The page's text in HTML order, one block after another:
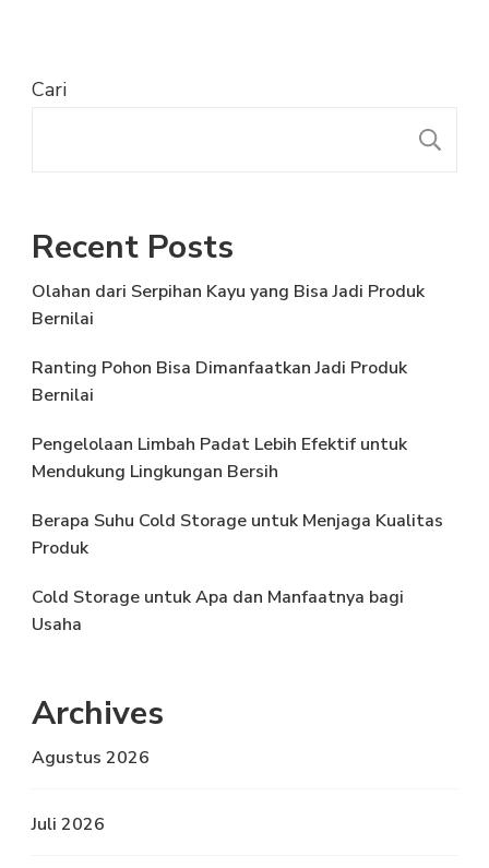
Cari
Recent Posts
Olahan dari Serpihan Kayu yang Bisa Jadi Produk
Bernilai
Ranting Pohon Bisa Dimanfaatkan Jadi Produk
Bernilai
Pengelolaan Limbah Padat Lebih Efektif untuk
Mendukung Lingkungan Bersih
Berapa Suhu Cold Storage untuk Menjaga Kualitas
Produk
Cold Storage untuk Apa dan Manfaatnya bagi
Usaha
Archives
Agustus 2026
Juli 2026